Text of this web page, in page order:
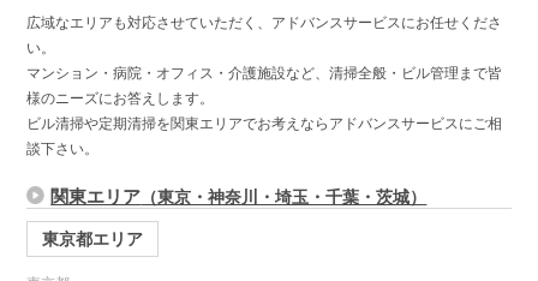
広域なエリアも対応させていただく、アドバンスサービスにお任せくださ
い。
マンション・病院・オフィス・介護施設など、清掃全般・ビル管理まで皆
様のニーズにお答えします。
ビル清掃や定期清掃を関東エリアでお考えならアドバンスサービスにご相
談下さい。
関東エリア （東京・神奈川・埼玉・千葉・茨城）
東京都エリア